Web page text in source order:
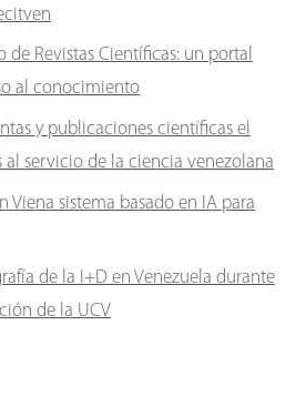
de Revistas Científicas: un portal
al conocimiento
y publicaciones científicas el
al servicio de la ciencia venezolana
Viena sistema basado en IA para
de la I+D en Venezuela durante
de la UCV